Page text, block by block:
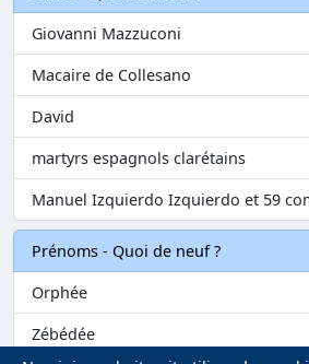
Giovanni Mazzuconi
Macaire de Collesano
David
martyrs espagnols clarétains
Manuel Izquierdo Izquierdo et 59
Prénoms - Quoi de neuf ?
Orphée
Zébédée